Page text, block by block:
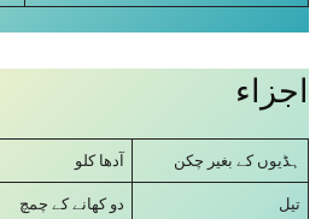
اجزاء
آدھا کلو ہڈیوں کے بغیر چکن
دو کھانے کے چمچ تیل